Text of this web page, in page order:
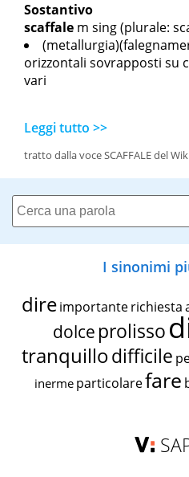
Sostantivo
scaffale m sing(plurale:
orizzontali sovrapposti su
vari
Leggi tutto >>
tratto dalla voce SCAFFALE del
I sinonimi
dire importante richiesta
dolce prolisso
tranquillodifficile
inerme particolarefare